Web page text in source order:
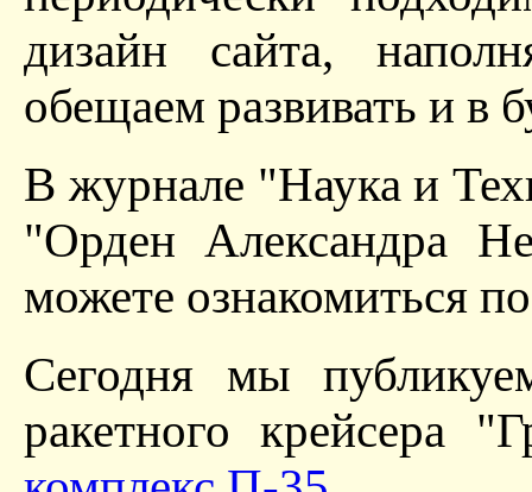
дизайн сайта,
обещаем развивать и в
В журнале "Наука и
"Орден Александра
можете ознакомиться
Сегодня мы
ракетного крейсера